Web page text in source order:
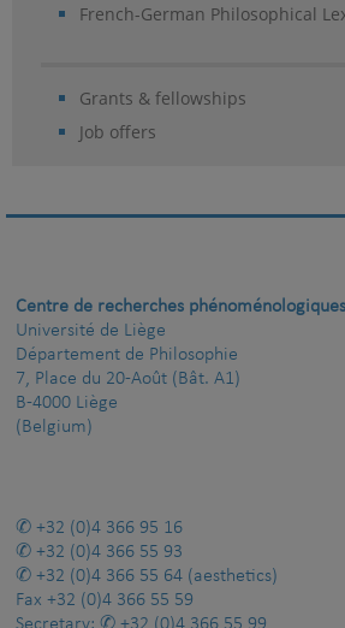
French-German Philosophical
Grants & fellowships
Job offers
Centre de recherches
Université de Liège
Département de Philosophie
7, Place du 20-Août (Bât. A1)
B-4000 Liège
(Belgium)
+32 (0)4 366 95 16
+32 (0)4 366 55 93
+32 (0)4 366 55 64 (aesthetics)
Fax +32 (0)4 366 55 59